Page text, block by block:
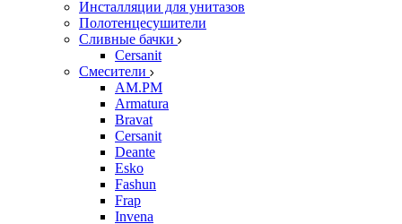
Инсталляции для унитазов
Полотенцесушители
Сливные бачки
Cersanit
Смесители
AM.PM
Armatura
Bravat
Cersanit
Deante
Esko
Fashun
Frap
Invena